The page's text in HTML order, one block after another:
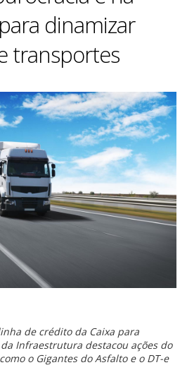
dinamizar
transportes
de crédito da Caixa para
Infraestrutura destacou ações do
o Gigantes do Asfalto e o DT-e